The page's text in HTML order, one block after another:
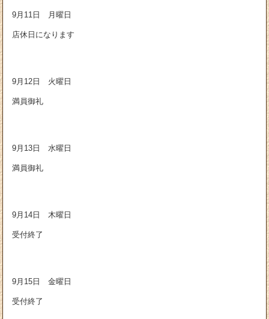
9月11日 月曜日
店休日になります
9月12日 火曜日
満員御礼
9月13日 水曜日
満員御礼
9月14日 木曜日
受付終了
9月15日 金曜日
受付終了